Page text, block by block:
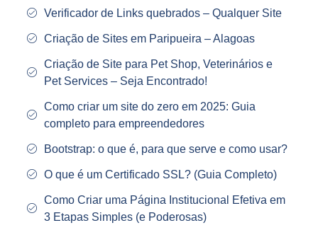
Verificador de Links quebrados – Qualquer Site
Criação de Sites em Paripueira – Alagoas
Criação de Site para Pet Shop, Veterinários e
Pet Services – Seja Encontrado!
Como criar um site do zero em 2025: Guia
completo para empreendedores
Bootstrap: o que é, para que serve e como usar?
O que é um Certificado SSL? (Guia Completo)
Como Criar uma Página Institucional Efetiva em
3 Etapas Simples (e Poderosas)